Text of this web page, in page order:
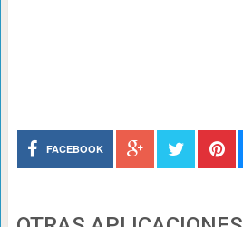
FACEBOOK